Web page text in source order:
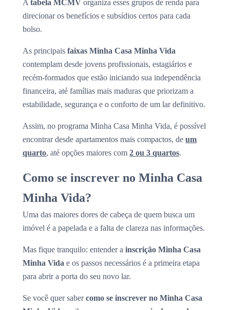
A tabela MCMV organiza esses grupos de renda para
direcionar os benefícios e subsídios certos para cada
bolso.
As principais faixas Minha Casa Minha Vida
contemplam desde jovens profissionais, estagiários e
recém-formados que estão iniciando sua independência
financeira, até famílias mais maduras que priorizam a
estabilidade, segurança e o conforto de um lar definitivo.
Assim, no programa Minha Casa Minha Vida, é possível
encontrar desde apartamentos mais compactos, de um
quarto, até opções maiores com 2 ou 3 quartos.
Como se inscrever no Minha Casa
Minha Vida?
Uma das maiores dores de cabeça de quem busca um
imóvel é a papelada e a falta de clareza nas informações.
Mas fique tranquilo: entender a inscrição Minha Casa
Minha Vida e os passos necessários é a primeira etapa
para abrir a porta do seu novo lar.
Se você quer sabercomo se inscrever no Minha Casa